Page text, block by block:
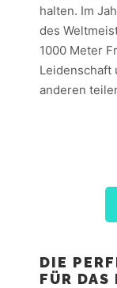
halten. Im
des
1000 Meter
Leidenschaft
anderen
DIE
FÜR DAS